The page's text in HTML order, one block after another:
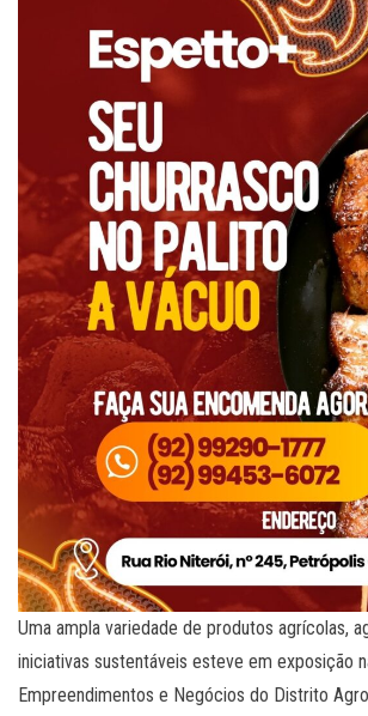
Uma ampla variedade de produtos agrícolas,
iniciativas sustentáveis esteve em exposição
Empreendimentos e Negócios do Distrito